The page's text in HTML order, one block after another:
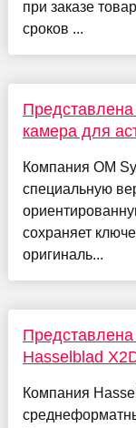
при заказе
сроков ...
камера для
Компания OM
специальную
сохраняет
оригиналь...
Hasselblad
Компания